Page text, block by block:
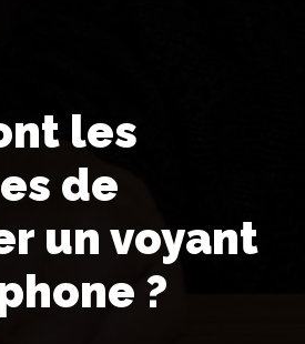
les
de
un voyant
?